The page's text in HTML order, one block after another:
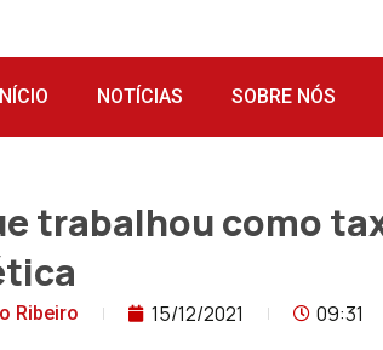
NOTÍCIAS SOBRE NÓS
trabalhou como
Ribeiro 15/12/2021 09:31